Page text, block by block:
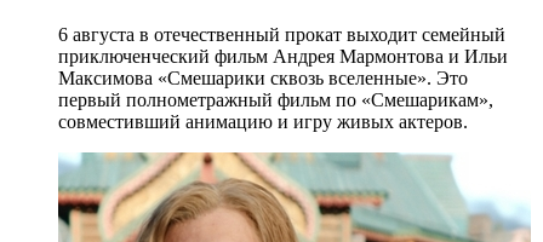
6 августа в отечественный прокат выходит семейный
приключенческий фильм Андрея Мармонтова и Ильи
Максимова «Смешарики сквозь вселенные». Это
первый полнометражный фильм по «Смешарикам»,
совместивший анимацию и игру живых актеров.